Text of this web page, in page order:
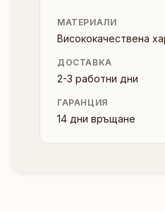
МАТЕРИАЛИ
Висококачествена
ДОСТАВКА
2-3 работни дни
ГАРАНЦИЯ
14 дни връщане